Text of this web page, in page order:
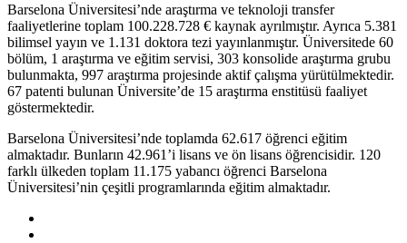
Barselona Üniversitesi’nde araştırma ve teknoloji transfer
faaliyetlerine toplam 100.228.728 € kaynak ayrılmıştır. Ayrıca 5.381
bilimsel yayın ve 1.131 doktora tezi yayınlanmıştır. Üniversitede 60
bölüm, 1 araştırma ve eğitim servisi, 303 konsolide araştırma grubu
bulunmakta, 997 araştırma projesinde aktif çalışma yürütülmektedir.
67 patenti bulunan Üniversite’de 15 araştırma enstitüsü faaliyet
göstermektedir.
Barselona Üniversitesi’nde toplamda 62.617 öğrenci eğitim
almaktadır. Bunların 42.961’i lisans ve ön lisans öğrencisidir. 120
farklı ülkeden toplam 11.175 yabancı öğrenci Barselona
Üniversitesi’nin çeşitli programlarında eğitim almaktadır.